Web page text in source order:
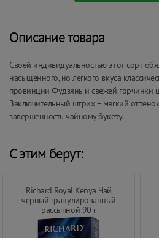
Описание товара
Своей индивидуальностью этот сорт
насыщенного, но легкого вкуса
провинции Фудзянь и свежей горчинки
Заключительный штрих – мягкий
завершенность чайному букету.
С этим берут:
Richard Royal Kenya Чай
черный гранулированный
рассыпной 90 г